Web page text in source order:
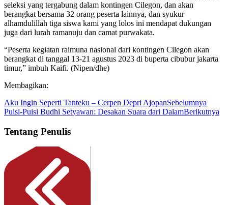
seleksi yang tergabung dalam kontingen Cilegon, dan akan
berangkat bersama 32 orang peserta lainnya, dan syukur
alhamdulillah tiga siswa kami yang lolos ini mendapat dukungan
juga dari lurah ramanuju dan camat purwakata.
“Peserta kegiatan raimuna nasional dari kontingen Cilegon akan
berangkat di tanggal 13-21 agustus 2023 di buperta cibubur jakarta
timur,” imbuh Kaifi. (Nipen/dhe)
Membagikan:
Aku Ingin Seperti Tanteku – Cerpen Depri AjopanSebelumnya
Puisi-Puisi Budhi Setyawan: Desakan Suara dari DalamBerikutnya
Tentang Penulis